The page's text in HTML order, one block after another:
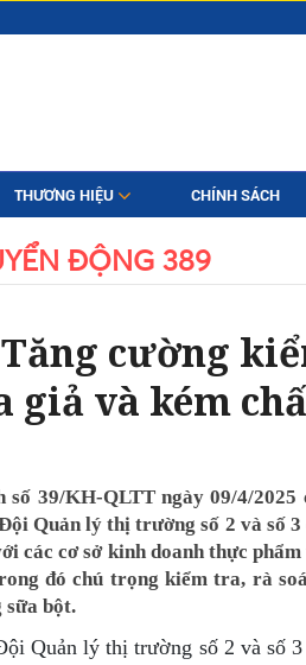
THƯƠNG HIỆU CHÍNH SÁCH
ĐỘNG 389
cường
giả và kém
số 39/KH-QLTT ngày 09/4/
Quản lý thị trường số 2 và số
các cơ sở kinh doanh thực
đó chú trọng kiểm tra, rà
sữa bột.
Quản lý thị trường số 2 và số